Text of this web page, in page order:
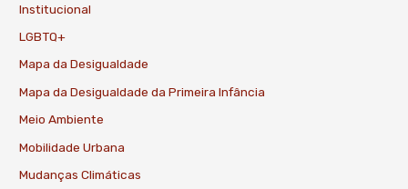
Institucional
LGBTQ+
Mapa da Desigualdade
Mapa da Desigualdade da Primeira Infância
Meio Ambiente
Mobilidade Urbana
Mudanças Climáticas